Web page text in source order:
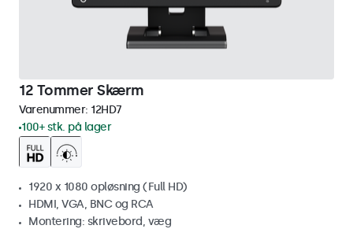
12 Tommer Skærm
Varenummer: 12HD7
100+ stk. på lager
1920 x 1080 opløsning (Full HD)
HDMI, VGA, BNC og RCA
Montering: skrivebord, væg